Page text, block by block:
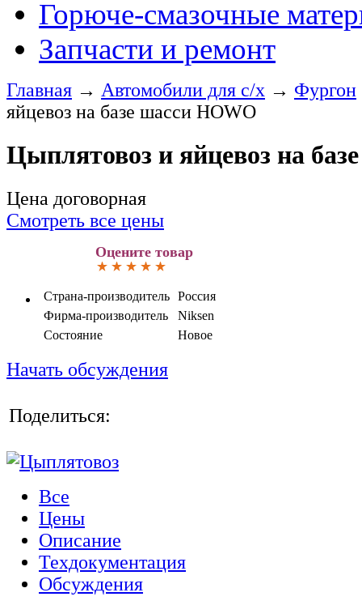
Горюче-смазочные
Запчасти и ремонт
Главная → Автомобили для с/х → Фургон
яйцевоз на базе шасси HOWO
Цыплятовоз и яйцевоз на
Цена договорная
Смотреть все цены
Оцените товар
Страна-производитель Россия
Фирма-производитель
Niksen
Состояние
Новое
Начать обсуждения
Поделиться:
Все
Цены
Описание
Техдокументация
Обсуждения